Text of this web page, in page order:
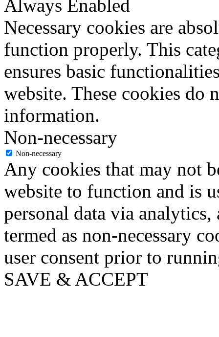
Always Enabled
Necessary cookies are
function properly. This
ensures basic
website. These cookies do
information.
Non-necessary
Non-necessary
Any cookies that may not
website to function and is
personal data via analytics,
termed as non-necessary
user consent prior to
SAVE & ACCEPT